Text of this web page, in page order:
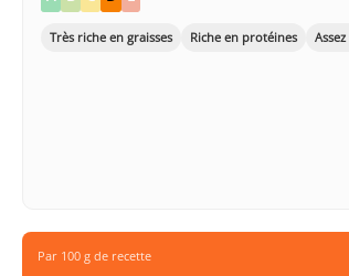
Très riche en graisses Riche en protéines
Par 100 g de recette